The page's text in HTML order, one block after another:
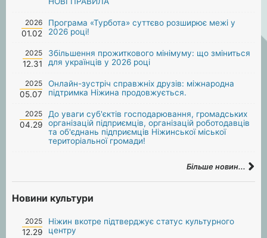
2026
01.02
Програма «Турбота» суттєво розширює межі у
2026 році!
2025
12.31
Збільшення прожиткового мінімуму: що зміниться
для українців у 2026 році
2025
05.07
Онлайн-зустріч справжніх друзів: міжнародна
підтримка Ніжина продовжується.
2025
04.29
До уваги суб'єктів господарювання, громадських
організацій підприємців, організацій роботодавців
та об'єднань підприємців Ніжинської міської
територіальної громади!
Більше новин...
Новини культури
2025
12.29
Ніжин вкотре підтверджує статус культурного
центру